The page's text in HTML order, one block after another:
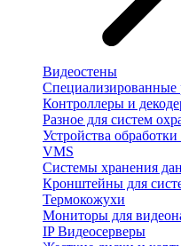
Видеостены
Специализированные
Контроллеры и
Разное для систем
Устройства
VMS
Системы хранения
Кронштейны для
Термокожухи
Мониторы для
IP Видеосерверы